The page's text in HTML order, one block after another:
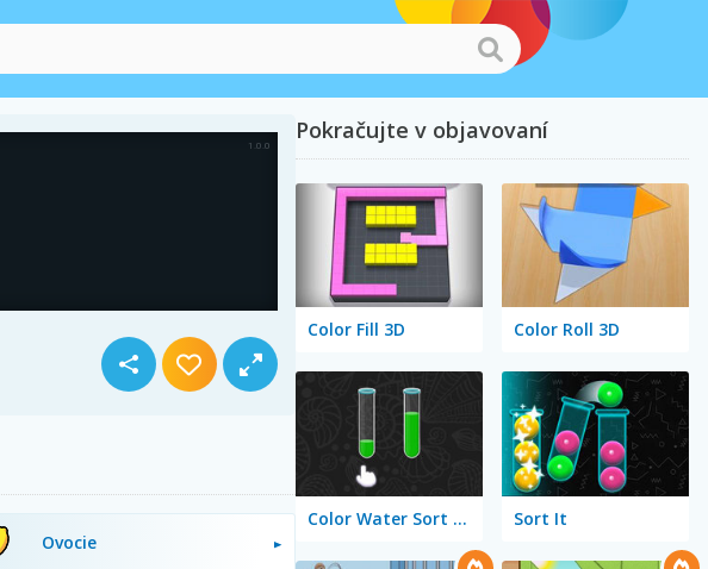
Ovocie
Pokračujte v objavovaní
Color Fill 3D Color Roll 3D
Color Water Sort 3D Sort It